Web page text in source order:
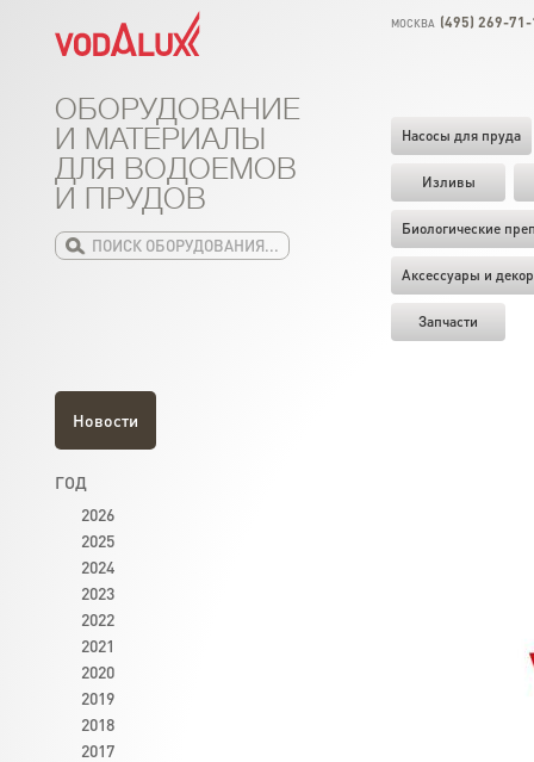
МОСКВА (495) 269-
Насосы для пруда
Изливы
Биологические
Аксессуары и декор
Запчасти
ОБОРУДОВАНИЕ
И МАТЕРИАЛЫ
ДЛЯ ВОДОЕМОВ
И ПРУДОВ
Новости
ГОД
2026
2025
2024
2023
2022
2021
2020
2019
2018
2017